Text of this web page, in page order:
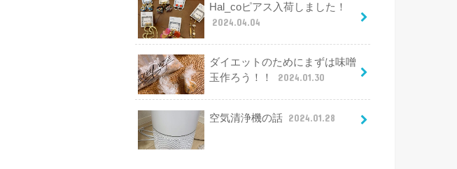
Hal_coピアス入荷しました！
2024.04.04
ダイエットのためにまずは味噌
玉作ろう！！
2024.01.30
空気清浄機の話 2024.01.28